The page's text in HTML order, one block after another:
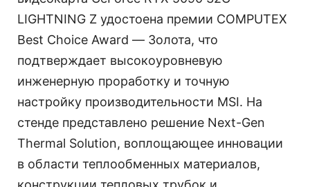
LIGHTNING Z удостоена премии COMPUTEX
Best Choice Award — Золота, что
подтверждает высокоуровневую
инженерную проработку и точную
настройку производительности MSI. На
стенде представлено решение Next-Gen
Thermal Solution, воплощающее инновации
в области теплообменных материалов,